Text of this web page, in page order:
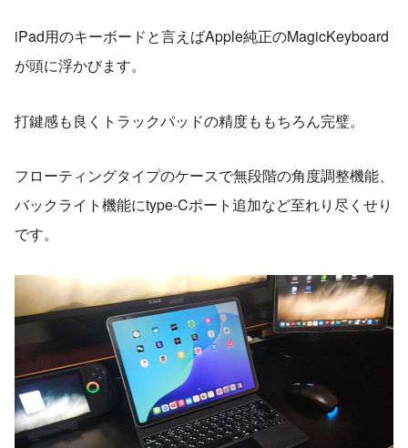
iPad用のキーボードと言えばApple純正のMagicKeyboard
が頭に浮かびます。
打鍵感も良くトラックパッドの精度ももちろん完璧。
フローティングタイプのケースで無段階の角度調整機能、
バックライト機能にtype-Cポート追加など至れり尽くせり
です。